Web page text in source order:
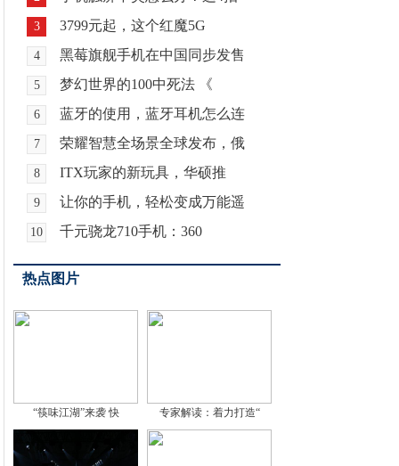
3 3799元起，这个红魔5G
4 黑莓旗舰手机在中国同步发售
5 梦幻世界的100中死法 《
6 蓝牙的使用，蓝牙耳机怎么连
7 荣耀智慧全场景全球发布，俄
8 ITX玩家的新玩具，华硕推
9 让你的手机，轻松变成万能遥
10 千元骁龙710手机：360
热点图片
“筷味江湖”来袭 快 专家解读：着力打造“